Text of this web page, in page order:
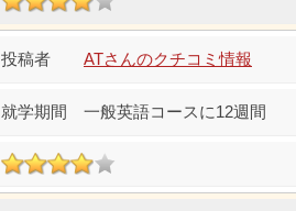
ATさんのクチコミ情報
一般英語コースに12週間